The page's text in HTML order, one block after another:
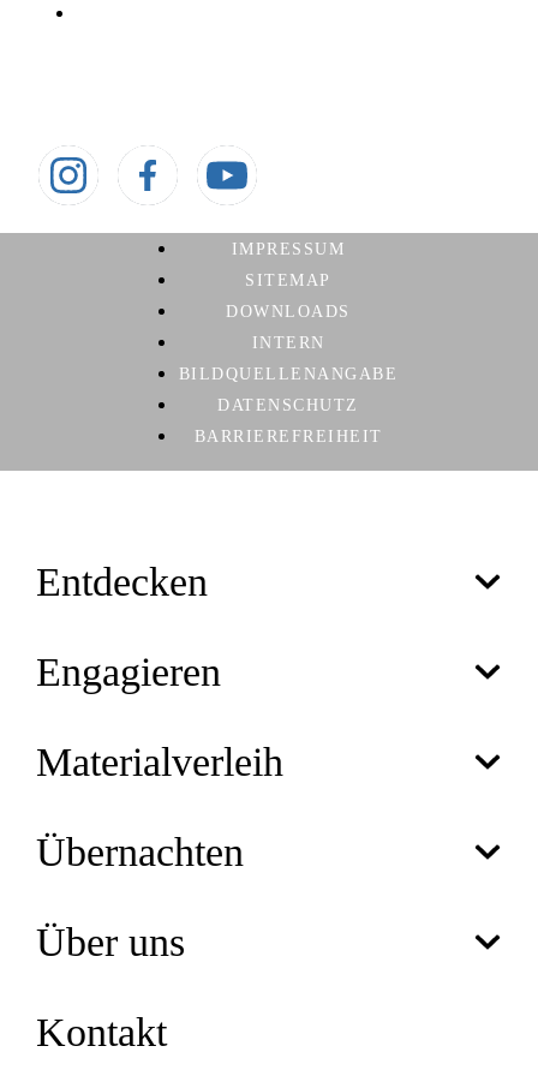
IMPRESSUM
SITEMAP
DOWNLOADS
INTERN
BILDQUELLENANGABE
DATENSCHUTZ
BARRIEREFREIHEIT
Entdecken
Engagieren
Materialverleih
Übernachten
Über uns
Kontakt